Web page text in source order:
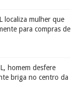
localiza mulher que
para compras de
homem desfere
briga no centro da